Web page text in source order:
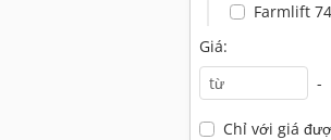
Farmlift
Giá:
-
Chỉ với giá